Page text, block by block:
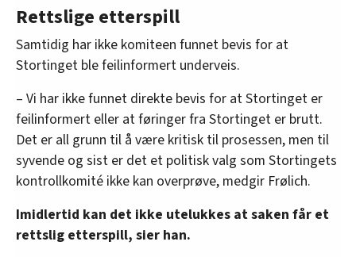
Rettslige etterspill
Samtidig har ikke komiteen funnet bevis for at
Stortinget ble feilinformert underveis.
– Vi har ikke funnet direkte bevis for at Stortinget er
feilinformert eller at føringer fra Stortinget er brutt.
Det er all grunn til å være kritisk til prosessen, men til
syvende og sist er det et politisk valg som Stortingets
kontrollkomité ikke kan overprøve, medgir Frølich.
Imidlertid kan det ikke utelukkes at saken får et
rettslig etterspill, sier han.